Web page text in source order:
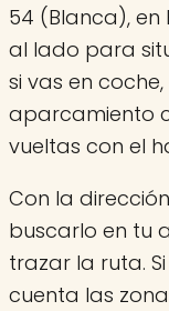
54 (Blanca), en
al lado para
si vas en
aparcamiento
vueltas con el
Con la
buscarlo en tu
trazar la ruta.
cuenta las